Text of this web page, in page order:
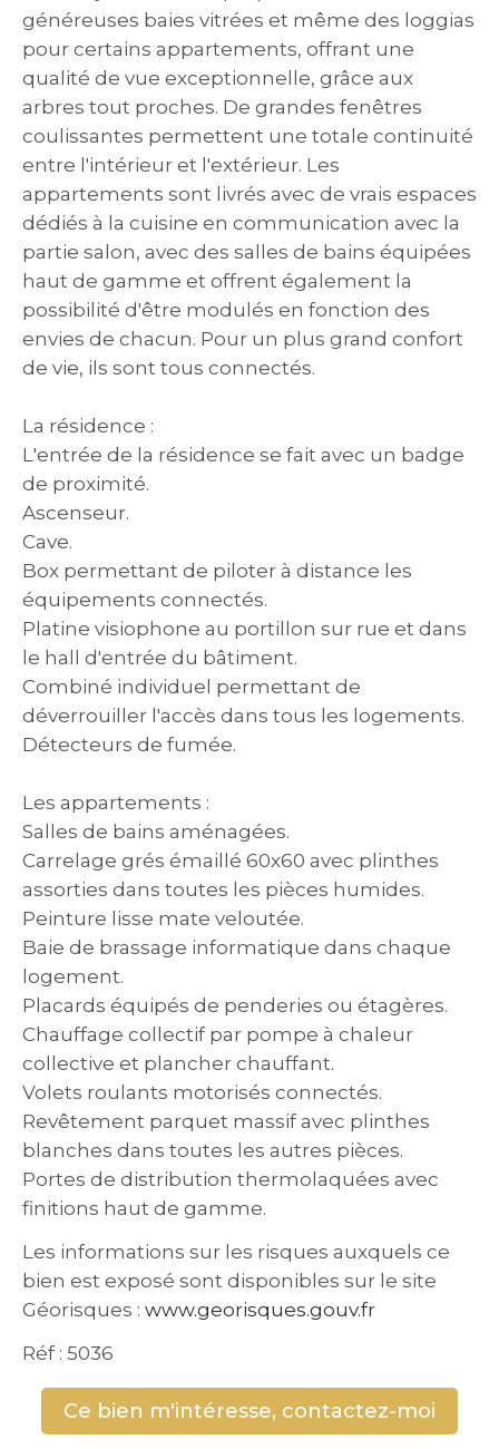
généreuses baies vitrées et même des loggias
pour certains appartements, offrant une
qualité de vue exceptionnelle, grâce aux
arbres tout proches. De grandes fenêtres
coulissantes permettent une totale continuité
entre l'intérieur et l'extérieur. Les
appartements sont livrés avec de vrais espaces
dédiés à la cuisine en communication avec la
partie salon, avec des salles de bains équipées
haut de gamme et offrent également la
possibilité d'être modulés en fonction des
envies de chacun. Pour un plus grand confort
de vie, ils sont tous connectés.
La résidence :
L'entrée de la résidence se fait avec un badge
de proximité.
Ascenseur.
Cave.
Box permettant de piloter à distance les
équipements connectés.
Platine visiophone au portillon sur rue et dans
le hall d'entrée du bâtiment.
Combiné individuel permettant de
déverrouiller l'accès dans tous les logements.
Détecteurs de fumée.
Les appartements :
Salles de bains aménagées.
Carrelage grés émaillé 60x60 avec plinthes
assorties dans toutes les pièces humides.
Peinture lisse mate veloutée.
Baie de brassage informatique dans chaque
logement.
Placards équipés de penderies ou étagères.
Chauffage collectif par pompe à chaleur
collective et plancher chauffant.
Volets roulants motorisés connectés.
Revêtement parquet massif avec plinthes
blanches dans toutes les autres pièces.
Portes de distribution thermolaquées avec
finitions haut de gamme.
Les informations sur les risques auxquels ce
bien est exposé sont disponibles sur le site
Géorisques : www.georisques.gouv.fr
Réf : 5036
Ce bien m'intéresse, contactez-moi